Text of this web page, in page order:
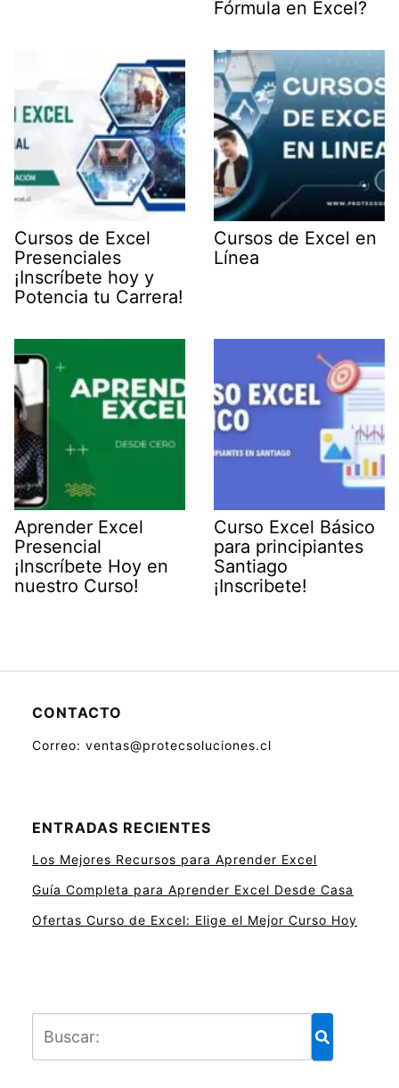
Fórmula en Excel?
Cursos de Excel
Presenciales
¡Inscríbete hoy y
Potencia tu Carrera!
Cursos de Excel en
Línea
Aprender Excel
Presencial
¡Inscríbete Hoy en
nuestro Curso!
Curso Excel Básico
para principiantes
Santiago
¡Inscribete!
CONTACTO
Correo: ventas@protecsoluciones.cl
ENTRADAS RECIENTES
Los Mejores Recursos para Aprender Excel
Guía Completa para Aprender Excel Desde Casa
Ofertas Curso de Excel: Elige el Mejor Curso Hoy